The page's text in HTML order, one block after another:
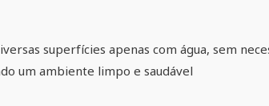
superfícies apenas com água, sem
um ambiente limpo e saudável